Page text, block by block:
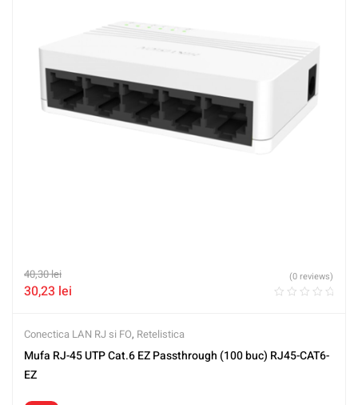
40,30lei
30,23 lei
(0 reviews)
Conectica LAN RJ si FO, Retelistica
Mufa RJ-45 UTP Cat.6 EZ Passthrough (100 buc) RJ45-CAT6-
EZ